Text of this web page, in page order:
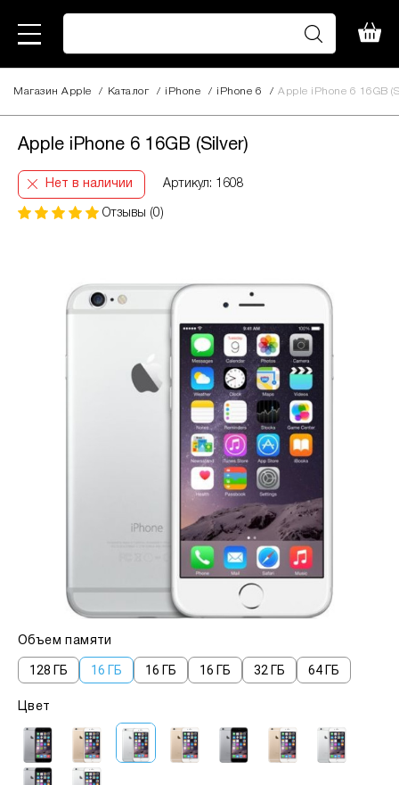
Магазин Apple / Каталог / iPhone / iPhone 6 / Apple iPhone 6 16GB
Apple iPhone 6 16GB (Silver)
Нет в наличии Артикул: 1608
Отзывы (0)
Объем памяти
128 ГБ 16 ГБ 16 ГБ 16 ГБ 32 ГБ 64 ГБ
Цвет